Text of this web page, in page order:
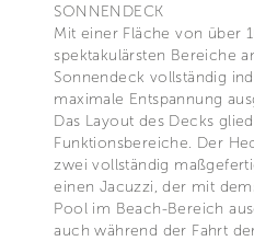
SONNENDECK
Mit einer Fläche von über
spektakulärsten Bereiche
Sonnendeck vollständig
maximale Entspannung
Das Layout des Decks
Funktionsbereiche. Der
zwei vollständig
einen Jacuzzi, der mit
Pool im Beach-Bereich
auch während der Fahrt